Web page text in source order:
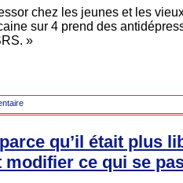
chez les jeunes et les
sur 4 prend des
»
qu’il était plus
ce qui se